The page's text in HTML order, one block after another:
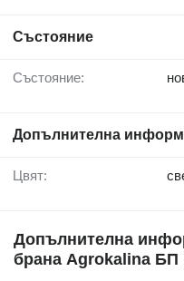
Състояние
Състояние:
Допълнителна
Цвят:
Допълнителна
брана Agrokalina БП